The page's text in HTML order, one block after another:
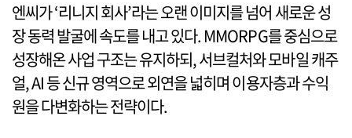
엔씨가 ‘리니지 회사’라는 오랜 이미지를 넘어 새로운 성
장 동력 발굴에 속도를 내고 있다. MMORPG를 중심으로
성장해온 사업 구조는 유지하되, 서브컬처와 모바일 캐주
얼, AI 등 신규 영역으로 외연을 넓히며 이용자층과 수익
원을 다변화하는 전략이다.